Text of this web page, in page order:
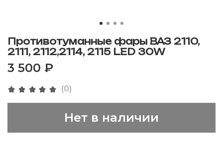
(0)
Противотуманные фары ВАЗ 2110,
2111, 2112,2114, 2115 LED 30W
3 500 ₽
Нет в наличии